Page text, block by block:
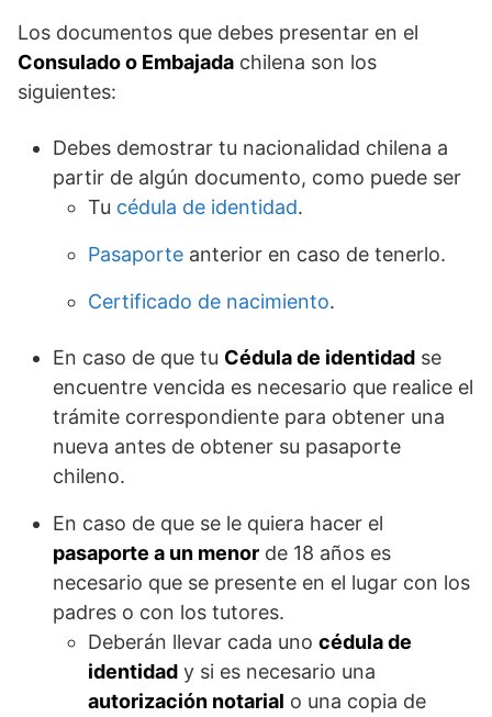
Los documentos que debes presentar en el
Consulado o Embajada chilena son los
siguientes:
Debes demostrar tu nacionalidad chilena a
partir de algún documento, como puede ser
Tu cédula de identidad.
Pasaporte anterior en caso de tenerlo.
Certificado de nacimiento.
En caso de que tu Cédula de identidad se
encuentre vencida es necesario que realice el
trámite correspondiente para obtener una
nueva antes de obtener su pasaporte
chileno.
En caso de que se le quiera hacer el
pasaporte a un menor de 18 años es
necesario que se presente en el lugar con los
padres o con los tutores.
Deberán llevar cada uno cédula de
identidad y si es necesario una
autorización notarial o una copia de